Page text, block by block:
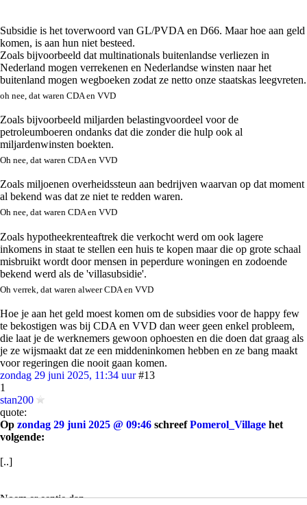
Subsidie is het toverwoord van GL/PVDA en D66. Maar hoe aan geld
komen, is aan hun niet besteed.
Zoals bijvoorbeeld dat multinationals buitenlandse verliezen in
Nederland mogen verrekenen en Nederlandse winsten naar het
buitenland mogen wegboeken zodat ze netto onze staatskas leegvreten.
oh nee, dat waren CDA en VVD
Zoals bijvoorbeeld miljarden belastingvoordeel voor de
petroleumboeren ondanks dat die zonder die hulp ook al
miljardenwinsten boekten.
Oh nee, dat waren CDA en VVD
Zoals miljoenen overheidssteun aan bedrijven waarvan op dat moment
al bekend was dat ze niet te redden waren.
Oh nee, dat waren CDA en VVD
Zoals hypotheekrenteaftrek die verkocht werd om ook lagere
inkomens in staat te stellen een huis te kopen maar die op grote schaal
misbruikt wordt door mensen in peperdure woningen en zodoende
bekend werd als de 'villasubsidie'.
Oh verrek, dat waren alweer CDA en VVD
Hoe je aan het geld moest komen om de subsidies voor de happy few
te bekostigen was bij CDA en VVD dan weer geen enkel probleem,
die laat je de werknemers gewoon ophoesten en die doen dat graag als
je ze wijsmaakt dat ze een middeninkomen hebben en ze bang maakt
voor regeringen die nooit gaan komen.
zondag 29 juni 2025, 11:34 uur #13
1
stan200
quote:
Op zondag 29 juni 2025 @ 09:46 schreefPomerol_Village het
volgende:
[..]
Noem er eentje dan.